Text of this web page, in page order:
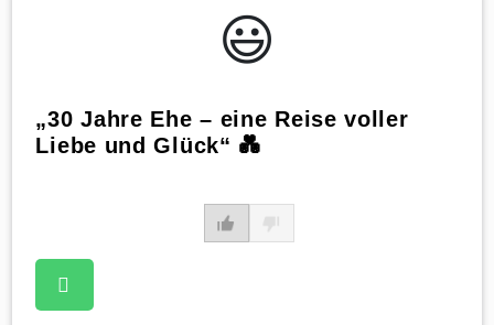
😃️
„30 Jahre Ehe – eine Reise voller
Liebe und Glück“ 💑